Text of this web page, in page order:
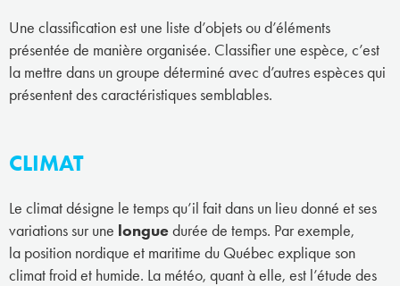
Une classification est une liste d’objets ou d’éléments
présentée de manière organisée. Classifier une espèce, c’est
la mettre dans un groupe déterminé avec d’autres espèces qui
présentent des caractéristiques semblables.
CLIMAT
Le climat désigne le temps qu’il fait dans un lieu donné et ses
variations sur une longuedurée de temps. Par exemple,
la position nordique et maritime du Québec explique son
climat froid et humide. La météo, quant à elle, est l’étude des